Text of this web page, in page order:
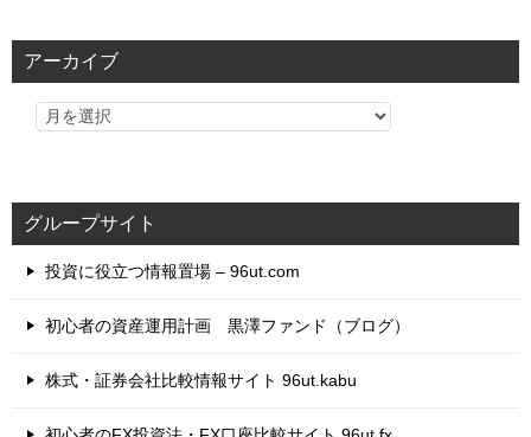
リ
アーカイブ
グループサイト
投資に役立つ情報置場 – 96ut.com
初心者の資産運用計画 黒澤ファンド（ブログ）
株式・証券会社比較情報サイト 96ut.kabu